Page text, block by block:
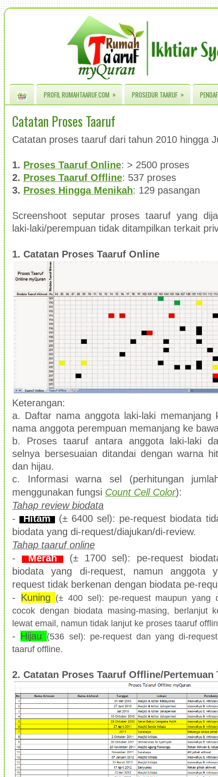
PROFIL RUMAHTAARUF.COM » PROSEDUR TAARUF »
Catatan Proses Taaruf
Catatan proses taaruf dari tahun 2010 hingga
1. Proses Taaruf Online: > 2500 proses
2. Proses Taaruf Offline: 537 proses
3. Proses Hingga Menikah: 129 pasangan
Screenshoot seputar proses taaruf yang
laki-laki/perempuan tidak ditampilkan terkait
1. Catatan Proses Taaruf Online
Keterangan:
a. Daftar nama anggota laki-laki memanjang
nama anggota perempuan memanjang ke
b. Proses taaruf antara anggota laki-laki
selnya bersesuaian ditandai dengan warna
dan hijau.
c. Informasi warna sel (perhitungan
menggunakan fungsi Count Cell Color):
Tahap review biodata
-Hitam(± 6400 sel): pe-request biodata
biodata yang di-request/diajukan/di-review.
Tahap taaruf online
- Merah(± 1700 sel): pe-request
biodata yang di-request, namun anggota
request tidak berkenan dengan biodata pe-
- Kuning (± 400 sel): pe-request maupun yang
cocok dengan biodata masing-masing, berlanjut
lewat email, namun tidak lanjut ke proses taaruf
- Hijau (536 sel): pe-request dan yang di-
taaruf offline.
2. Catatan Proses Taaruf Offline/Pertemuan